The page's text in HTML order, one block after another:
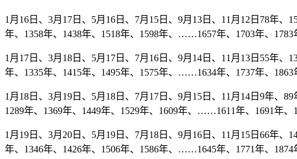
1月16日、3月17日、5月16日、7月15日、9月13日、11月12日78年、
年、1358年、1438年、1518年、1598年、……1657年、1703年、1783
1月17日、3月18日、5月17日、7月16日、9月14日、11月13日55年、
年、1335年、1415年、1495年、1575年、……1634年、1737年、1863
1月18日、3月19日、5月18日、7月17日、9月15日、11月14日9年、
1289年、1369年、1449年、1529年、1609年、……1611年、1691年、
1月19日、3月20日、5月19日、7月18日、9月16日、11月15日66年、
年、1346年、1426年、1506年、1586年、……1645年、1771年、1874